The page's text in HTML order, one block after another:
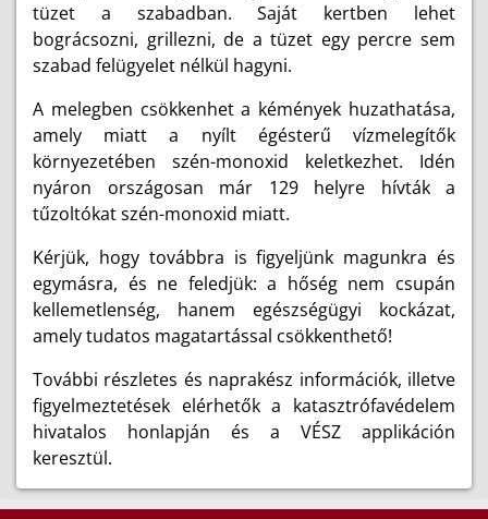
tüzet a szabadban. Saját kertben lehet
bográcsozni, grillezni, de a tüzet egy percre sem
szabad felügyelet nélkül hagyni.
A melegben csökkenhet a kémények huzathatása,
amely miatt a nyílt égésterű vízmelegítők
környezetében szén-monoxid keletkezhet. Idén
nyáron országosan már 129 helyre hívták a
tűzoltókat szén-monoxid miatt.
Kérjük, hogy továbbra is figyeljünk magunkra és
egymásra, és ne feledjük: a hőség nem csupán
kellemetlenség, hanem egészségügyi kockázat,
amely tudatos magatartással csökkenthető!
További részletes és naprakész információk, illetve
figyelmeztetések elérhetők a katasztrófavédelem
hivatalos honlapján és a VÉSZ applikáción
keresztül.